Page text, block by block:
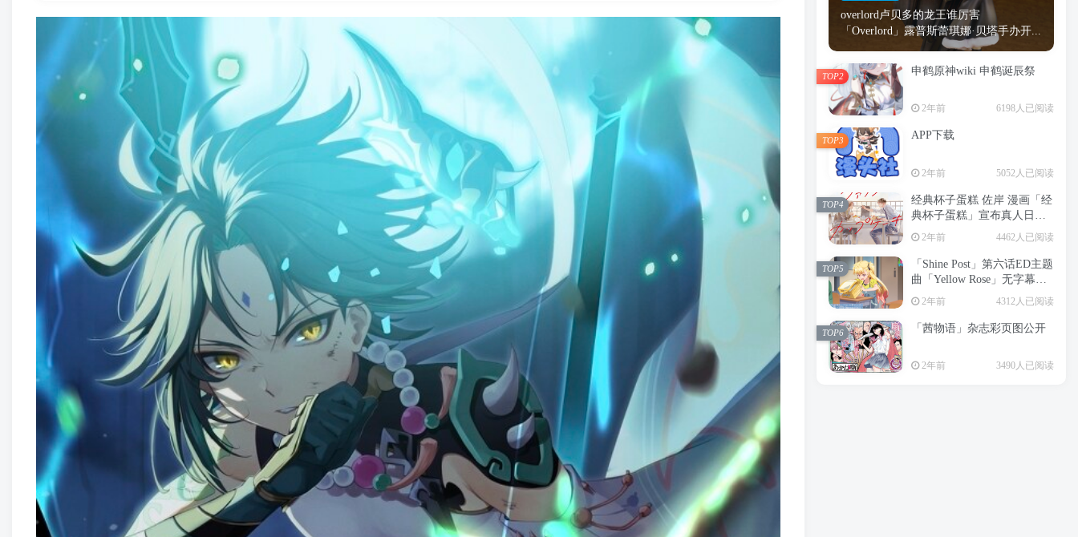
overlord卢贝多的龙王谁厉害
「Overlord」露普斯蕾琪娜·贝塔手办开...
申鹤原神wiki 申鹤诞辰祭
2年前 6198人已阅读
TOP2
APP下载
2年前 5052人已阅读
TOP3
经典杯子蛋糕 佐岸 漫画「经
典杯子蛋糕」宣布真人日剧
化
2年前 4462人已阅读
TOP4
「Shine Post」第六话ED主题
曲「Yellow Rose」无字幕MV
公开
2年前 4312人已阅读
TOP5
「茜物语」杂志彩页图公开
2年前 3490人已阅读
TOP6
进击的巨人 高岭
8695人已阅读
overlord卢贝多的龙王谁厉害
「Overlord」露普斯蕾琪娜·贝塔手办开...
TOP1
申鹤原神wiki 申鹤诞辰祭
2年前 6198人已阅读
TOP2
APP下载
2年前 5052人已阅读
TOP3
经典杯子蛋糕 佐岸 漫画「经
典杯子蛋糕」宣布真人日剧
TOP4